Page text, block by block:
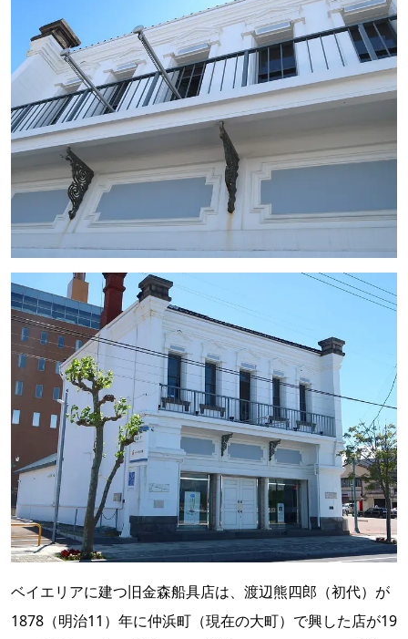
ベイエリアに建つ旧金森船具店は、渡辺熊四郎（初代）が
1878（明治11）年に仲浜町（現在の大町）で興した店が19